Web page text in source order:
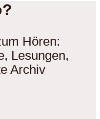
Hören:
Lesungen,
Archiv